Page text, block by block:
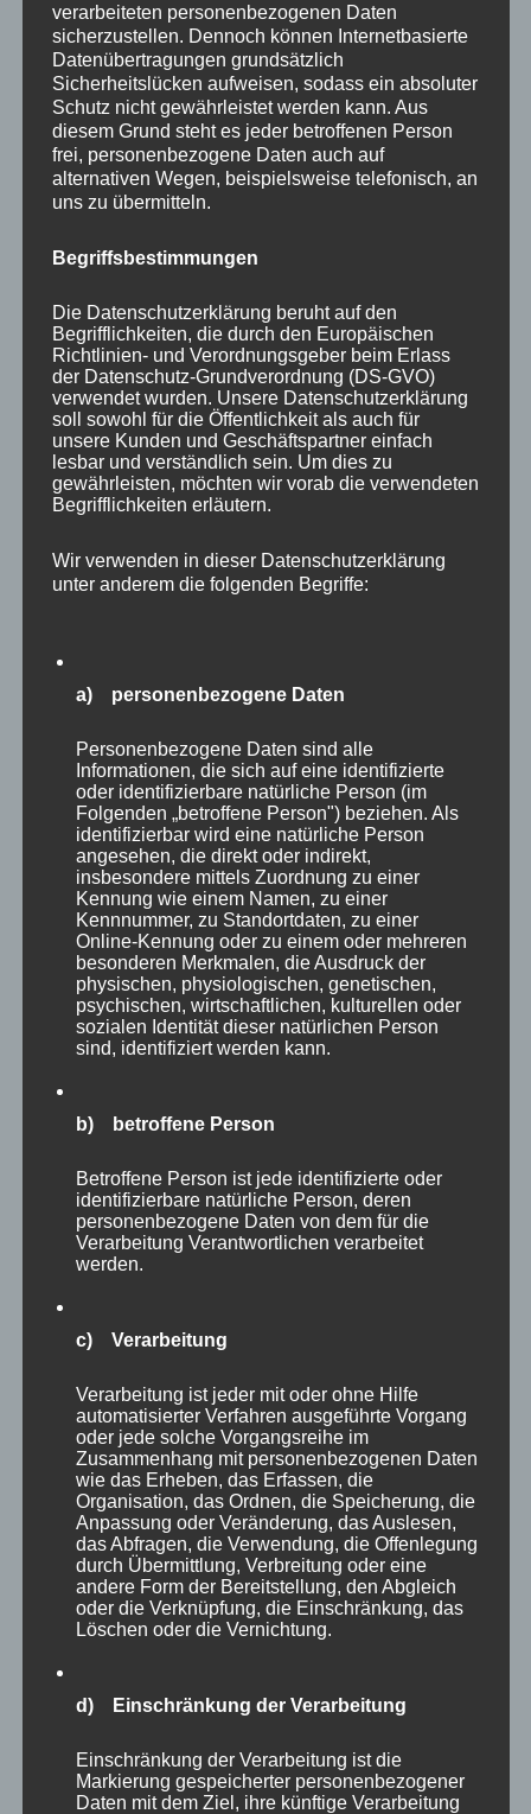
Beim Schlendern durch die schöne Anlage
fallen natürlich immer noch ein paar weitere
Bilder ab, die ich hier in bunter Mischung für
Für mich ist schon klar, es geht es sicher bald
wieder in denZoo Arche Noah nach Grömitz
Kommentare neugierig. Wenn ihr mich
Natur begleiten wollt, dann abonniert am
besten diesen Blog oder folgt mir auf
verarbeiteten personenbezogenen Daten
sicherzustellen. Dennoch können Internetbasierte
Datenübertragungen grundsätzlich
Sicherheitslücken aufweisen, sodass ein absoluter
Schutz nicht gewährleistet werden kann. Aus
diesem Grund steht es jeder betroffenen Person
frei, personenbezogene Daten auch auf
alternativen Wegen, beispielsweise telefonisch, an
uns zu übermitteln.
Begriffsbestimmungen
Die Datenschutzerklärung beruht auf den
Begrifflichkeiten, die durch den Europäischen
Richtlinien- und Verordnungsgeber beim Erlass
der Datenschutz-Grundverordnung (DS-GVO)
verwendet wurden. Unsere Datenschutzerklärung
soll sowohl für die Öffentlichkeit als auch für
unsere Kunden und Geschäftspartner einfach
lesbar und verständlich sein. Um dies zu
gewährleisten, möchten wir vorab die verwendeten
Begrifflichkeiten erläutern.
Wir verwenden in dieser Datenschutzerklärung
unter anderem die folgenden Begriffe:
a) personenbezogene Daten
Personenbezogene Daten sind alle
Informationen, die sich auf eine identifizierte
oder identifizierbare natürliche Person (im
Folgenden „betroffene Person") beziehen. Als
identifizierbar wird eine natürliche Person
angesehen, die direkt oder indirekt,
insbesondere mittels Zuordnung zu einer
Kennung wie einem Namen, zu einer
Kennnummer, zu Standortdaten, zu einer
Online-Kennung oder zu einem oder mehreren
besonderen Merkmalen, die Ausdruck der
physischen, physiologischen, genetischen,
psychischen, wirtschaftlichen, kulturellen oder
sozialen Identität dieser natürlichen Person
sind, identifiziert werden kann.
b) betroffene Person
Betroffene Person ist jede identifizierte oder
identifizierbare natürliche Person, deren
personenbezogene Daten von dem für die
Verarbeitung Verantwortlichen verarbeitet
werden.
c) Verarbeitung
Verarbeitung ist jeder mit oder ohne Hilfe
automatisierter Verfahren ausgeführte Vorgang
oder jede solche Vorgangsreihe im
Zusammenhang mit personenbezogenen Daten
wie das Erheben, das Erfassen, die
Organisation, das Ordnen, die Speicherung, die
Anpassung oder Veränderung, das Auslesen,
das Abfragen, die Verwendung, die Offenlegung
durch Übermittlung, Verbreitung oder eine
andere Form der Bereitstellung, den Abgleich
oder die Verknüpfung, die Einschränkung, das
Löschen oder die Vernichtung.
d) Einschränkung der Verarbeitung
Einschränkung der Verarbeitung ist die
Markierung gespeicherter personenbezogener
Daten mit dem Ziel, ihre künftige Verarbeitung